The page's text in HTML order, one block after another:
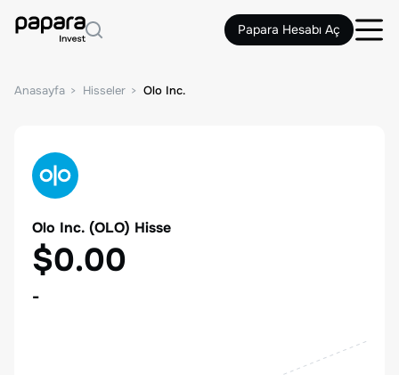
Papara Hesabı Aç
Anasayfa Hisseler Olo Inc.
Olo Inc. (OLO) Hisse
$0.00
-